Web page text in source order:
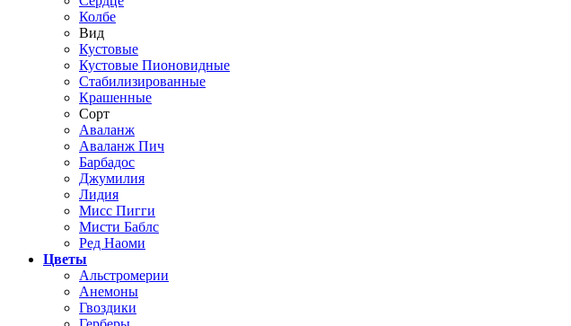
Колбе
Вид
Кустовые
Кустовые Пионовидные
Стабилизированные
Крашенные
Сорт
Аваланж
Аваланж Пич
Барбадос
Джумилия
Лидия
Мисс Пигги
Мисти Баблс
Ред Наоми
Цветы
Альстромерии
Анемоны
Гвоздики